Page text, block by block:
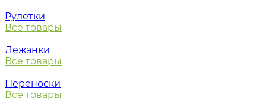
Рулетки
Все товары
Лежанки
Все товары
Переноски
Все товары